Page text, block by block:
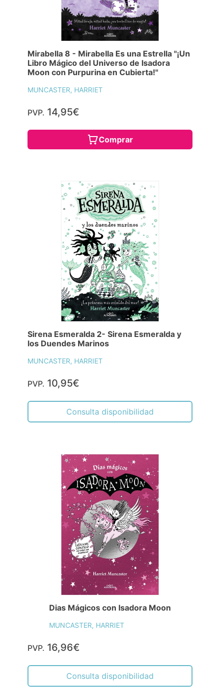
Mirabella 8 - Mirabella Es una Estrella "¡Un
Libro Mágico del Universo de Isadora
Moon con Purpurina en Cubierta!"
MUNCASTER, HARRIET
PVP. 14,95€
Comprar
Sirena Esmeralda 2- Sirena Esmeralda y
los Duendes Marinos
MUNCASTER, HARRIET
PVP. 10,95€
Consulta disponibilidad
Dias Mágicos con Isadora Moon
MUNCASTER, HARRIET
PVP. 16,96€
Consulta disponibilidad